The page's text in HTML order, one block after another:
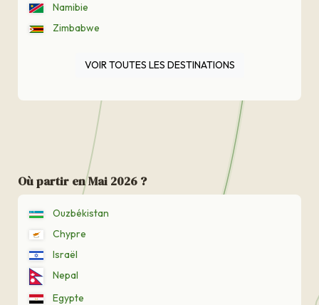
Namibie
Zimbabwe
VOIR TOUTES LES DESTINATIONS
Où partir en Mai 2026 ?
Ouzbékistan
Chypre
Israël
Nepal
Egypte